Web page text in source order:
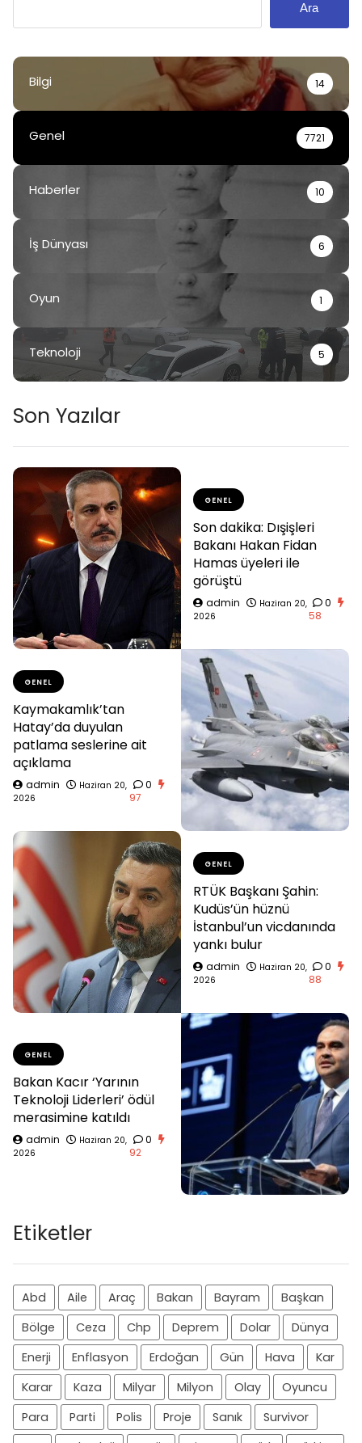
Ara
Bilgi 14
Genel 7721
Haberler 10
İş Dünyası 6
Oyun 1
Teknoloji 5
Son Yazılar
GENEL
Son dakika: Dışişleri
Bakanı Hakan Fidan
Hamas üyeleri ile
görüştü
admin
Haziran 20,
2026
0
58
GENEL
Kaymakamlık’tan
Hatay’da duyulan
patlama seslerine ait
açıklama
admin
Haziran 20,
2026
0
97
GENEL
RTÜK Başkanı Şahin:
Kudüs’ün hüznü
İstanbul’un vicdanında
yankı bulur
admin
Haziran 20,
2026
0
88
GENEL
Bakan Kacır ‘Yarının
Teknoloji Liderleri’ ödül
merasimine katıldı
admin
Haziran 20,
2026
0
92
Etiketler
Abd Aile Araç Bakan Bayram
Başkan
Bölge
Ceza Chp Deprem Dolar
Dünya
Enerji
Enflasyon Erdoğan Gün Hava
Kar
Karar
Kaza Milyar Milyon Olay
Oyuncu
Para
Parti Polis Proje Sanık
Survivor